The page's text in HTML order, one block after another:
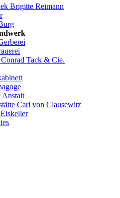
Brigitte Reimann
Tack & Cie.
Anstalt
Carl von Clausewitz